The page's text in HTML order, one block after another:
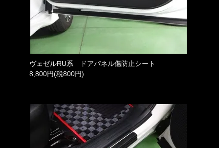
ヴェゼルRU系 ドアパネル傷防止シート
8,800円(税800円)